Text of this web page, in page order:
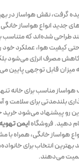
گرفت، نقش هواساز در
جدید انواع هواساز خانگی
طراحی شده‌اند که متناسب
حتی کیفیت هوا، عملکرد خود
مصرف انرژی می‌شود
به میزان قابل توجهی پایین
هواساز مناسب برای خانه
بلندمدتی برای سلامت و
رو پیشنهاد می‌شود خرید
دهید. فروشگاهایمن
هواساز خانگی، همراه با
انتخاب برای
می‌دهند.